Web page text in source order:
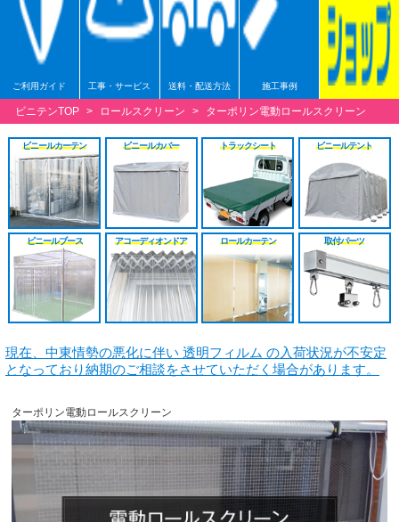
ご利用ガイド 工事・サービス 送料・配送方法 施工事例
ビニテンTOP > ロールスクリーン > ターポリン電動ロールスクリーン
ビニールカーテン ビニールカバー トラックシート ビニールテント
ビニールブース アコーディオンドア ロールカーテン 取付パーツ
現在、中東情勢の悪化に伴い 透明フィルム の入荷状況が不安定
となっており納期のご相談をさせていただく場合があります。
ターポリン電動ロールスクリーン
耐熱ビニールカーテン
溶接遮光ビニールカ
オプション加工一覧
戻る
ターポリン電動ロー
不燃ターポリン電動
屋外/野外用ロールス
戻る
大型カーテンレール D40ステンレス製
D40隙間シートレール
XGレール
HGレール
ベンダーレール
その他部品関連
戻る
間仕切ポール
カバー
戻る
シート
戻る
原反カット販売
不燃ターポリン原反
耐熱シート原反・カ
溶接遮光シート原反
のれんカーテン原反
のれんカーテン可動
戻る
戻る
お支払い方法
大口割引
無料見積り
施工工事見積り
パートナー募集
戻る